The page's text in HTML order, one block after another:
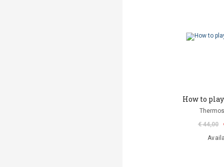
How to
€ 44,00